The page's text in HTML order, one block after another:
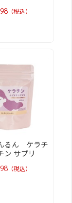
（税込）
るん ケラチ
ン サプリ
（税込）